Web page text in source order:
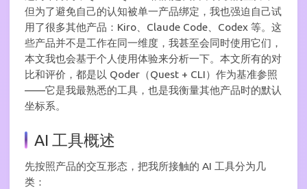
但为了避免自己的认知被单一产品绑定，我也强迫自己试
用了很多其他产品：Kiro、Claude Code、Codex 等。这
些产品并不是工作在同一维度，我甚至会同时使用它们，
本文我也会基于个人使用体验来分析一下。本文所有的对
比和评价，都是以 Qoder（Quest + CLI）作为基准参照
——它是我最熟悉的工具，也是我衡量其他产品时的默认
坐标系。
AI 工具概述
先按照产品的交互形态，把我所接触的 AI 工具分为几
类：